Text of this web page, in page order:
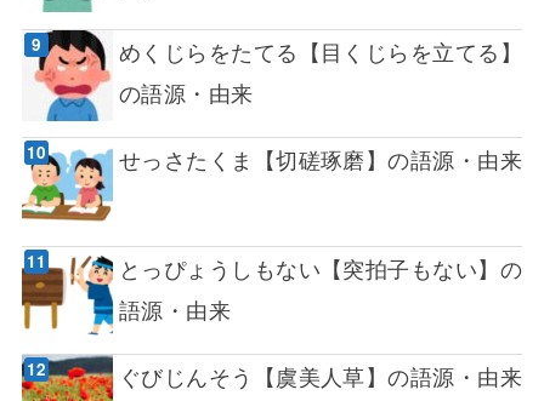
めくじらをたてる【目くじらを立てる】
の語源・由来
せっさたくま【切磋琢磨】の語源・由来
とっぴょうしもない【突拍子もない】の
語源・由来
ぐびじんそう【虞美人草】の語源・由来